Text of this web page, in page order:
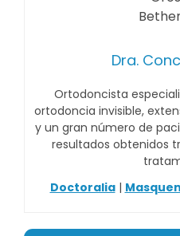
Dra.
Ortodoncista
ortodoncia invisible,
y un gran número de
resultados obtenidos
Doctoralia|